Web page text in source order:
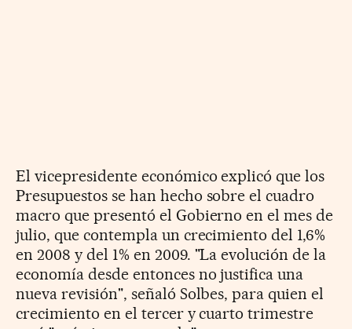
El vicepresidente económico explicó que los
Presupuestos se han hecho sobre el cuadro
macro que presentó el Gobierno en el mes de
julio, que contempla un crecimiento del 1,6%
en 2008 y del 1% en 2009. "La evolución de la
economía desde entonces no justifica una
nueva revisión", señaló Solbes, para quien el
crecimiento en el tercer y cuarto trimestre